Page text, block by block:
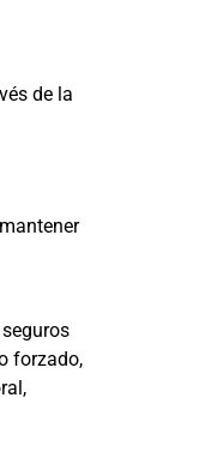
de la
forzado,